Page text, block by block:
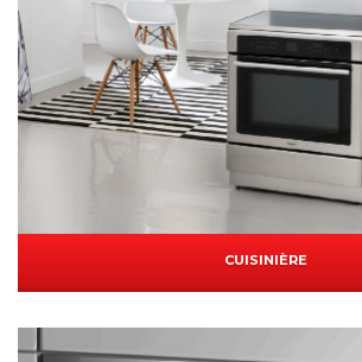
CUISINIÈRE